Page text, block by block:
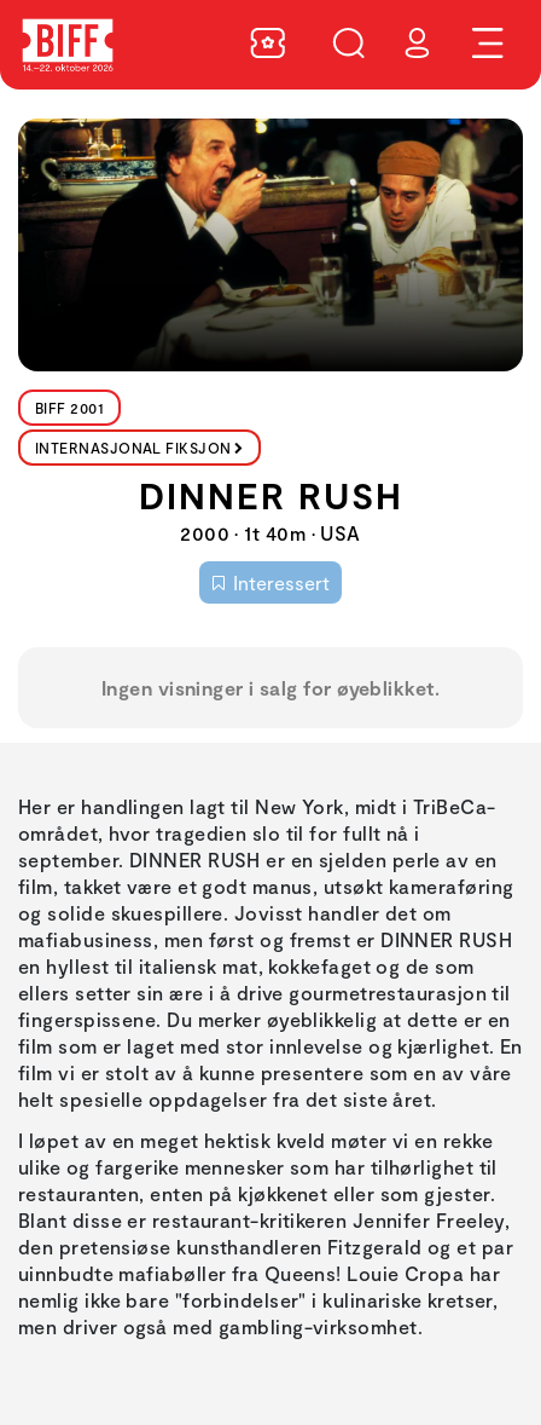
BIFF 2001
INTERNASJONAL FIKSJON
DINNER RUSH
2000 • 1t 40m • USA
Interessert
Ingen visninger i salg for øyeblikket.
Her er handlingen lagt til New York, midt i TriBeCa-
området, hvor tragedien slo til for fullt nå i
september. DINNER RUSH er en sjelden perle av en
film, takket være et godt manus, utsøkt kameraføring
og solide skuespillere. Jovisst handler det om
mafiabusiness, men først og fremst er DINNER RUSH
en hyllest til italiensk mat, kokkefaget og de som
ellers setter sin ære i å drive gourmetrestaurasjon til
fingerspissene. Du merker øyeblikkelig at dette er en
film som er laget med stor innlevelse og kjærlighet. En
film vi er stolt av å kunne presentere som en av våre
helt spesielle oppdagelser fra det siste året.
I løpet av en meget hektisk kveld møter vi en rekke
ulike og fargerike mennesker som har tilhørlighet til
restauranten, enten på kjøkkenet eller som gjester.
Blant disse er restaurant-kritikeren Jennifer Freeley,
den pretensiøse kunsthandleren Fitzgerald og et par
uinnbudte mafiabøller fra Queens! Louie Cropa har
nemlig ikke bare "forbindelser" i kulinariske kretser,